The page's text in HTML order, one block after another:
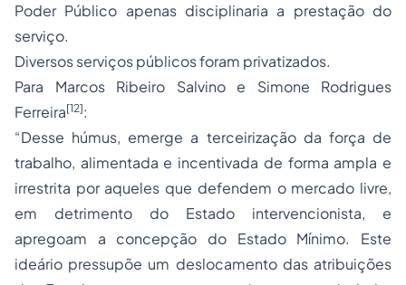
Poder Público apenas disciplinaria a prestação do
serviço.
Diversosserviços públicosforam privatizados.
Para Marcos Ribeiro Salvino e Simone Rodrigues
Ferreira[12]:
“Desse húmus, emerge a terceirização da força de
trabalho, alimentada e incentivada de forma ampla e
irrestrita por aqueles que defendem o mercado livre,
em detrimento do Estado intervencionista, e
apregoam a concepção do Estado Mínimo. Este
ideário pressupõe um deslocamento das atribuições